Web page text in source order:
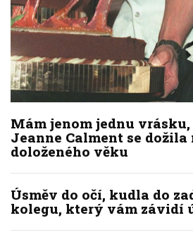
Mám jenom jednu vrásku,
Jeanne Calment se
doloženého věku
Úsměv do očí, kudla do
kolegu, který vám závidí